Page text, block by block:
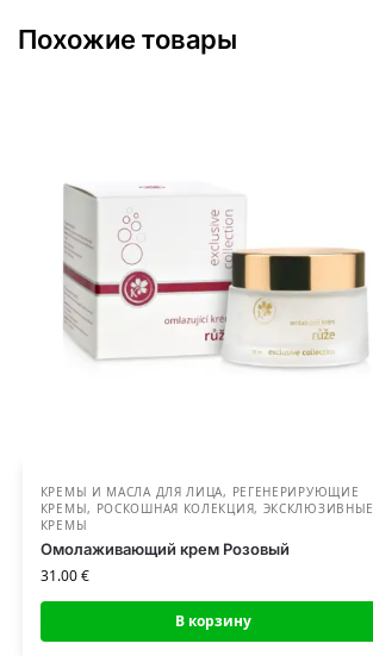
Похожие товары
КРЕМЫ И МАСЛА ДЛЯ ЛИЦА, РЕГЕНЕРИРУЮЩИЕ
КРЕМЫ, РОСКОШНАЯ КОЛЕКЦИЯ, ЭКСКЛЮЗИВНЫЕ
КРЕМЫ
Омолаживающий крем Розовый
31.00€
В корзину